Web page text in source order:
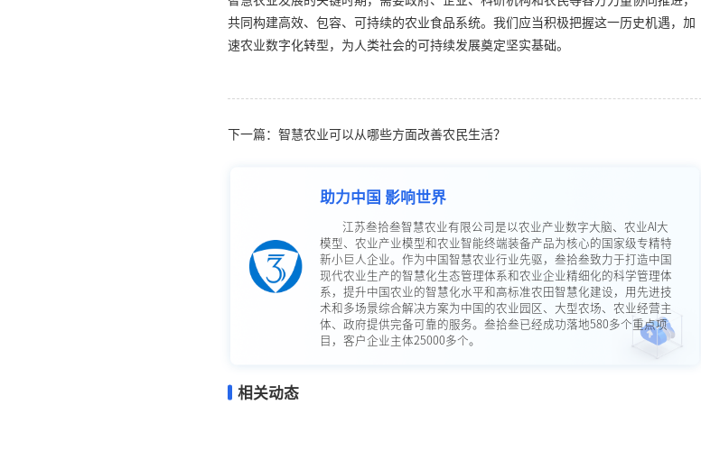
共同构建高效、包容、可持续的农业食品系统。我们应当积极把握这一历史机遇，加
速农业数字化转型，为人类社会的可持续发展奠定坚实基础。
下一篇：智慧农业可以从哪些方面改善农民生活？
助力中国 影响世界
江苏叁拾叁智慧农业有限公司是以农业产业数字大脑、农业AI大
模型、农业产业模型和农业智能终端装备产品为核心的国家级专精特
新小巨人企业。作为中国智慧农业行业先驱，叁拾叁致力于打造中国
现代农业生产的智慧化生态管理体系和农业企业精细化的科学管理体
系，提升中国农业的智慧化水平和高标准农田智慧化建设，用先进技
术和多场景综合解决方案为中国的农业园区、大型农场、农业经营主
体、政府提供完备可靠的服务。叁拾叁已经成功落地580多个重点项
目，客户企业主体25000多个。
相关动态